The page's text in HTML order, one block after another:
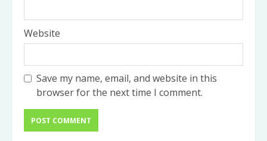
Website
Save my name, email, and website in this
browser for the next time I comment.